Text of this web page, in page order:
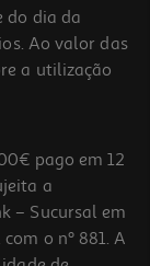
do dia da
Ao valor das
a utilização
pago em 12
a
– Sucursal em
o nº 881. A